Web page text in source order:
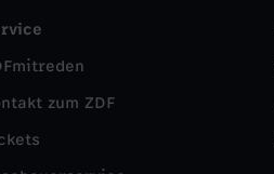
zum ZDF